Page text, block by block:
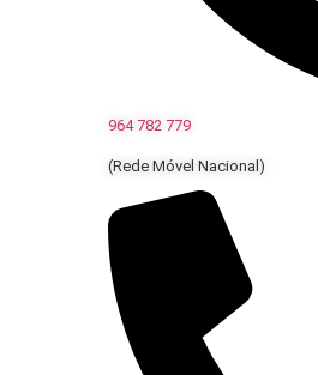
964 782 779
(Rede Móvel Nacional)